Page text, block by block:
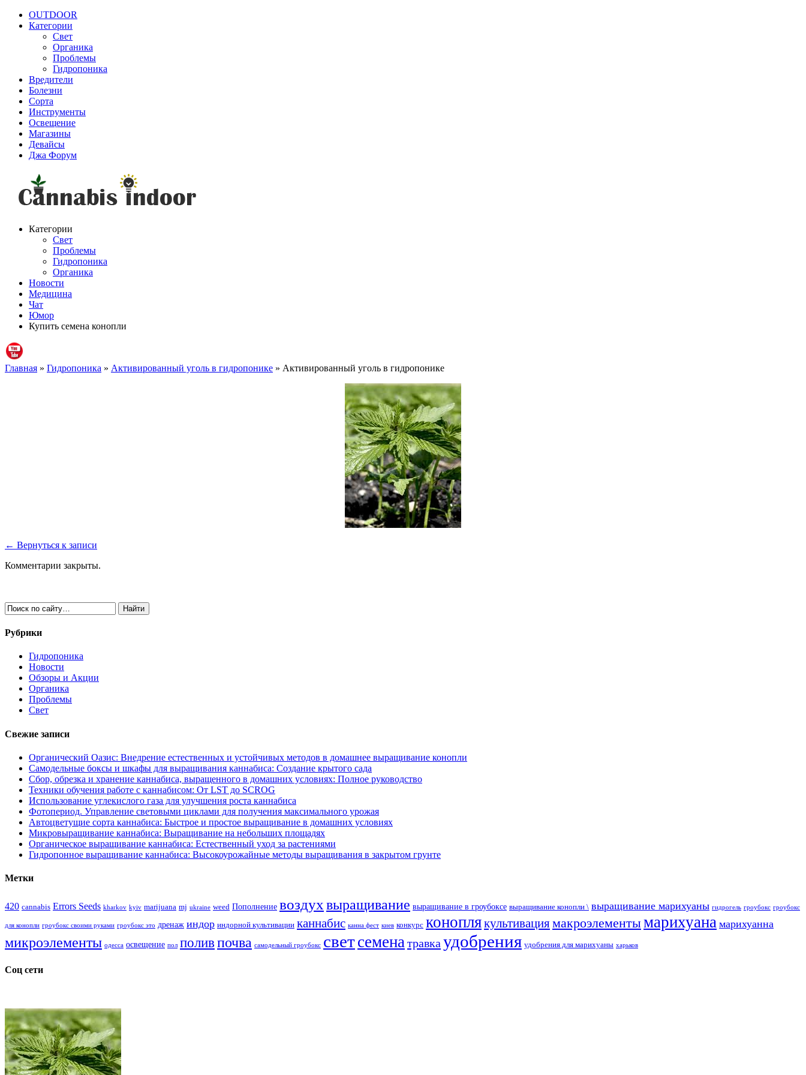
OUTDOOR
Категории
Свет
Органика
Проблемы
Гидропоника
Вредители
Болезни
Сорта
Инструменты
Освещение
Магазины
Девайсы
Джа Форум
Категории
Свет
Проблемы
Гидропоника
Органика
Новости
Медицина
Чат
Юмор
Купить семена конопли
Главная » Гидропоника » Активированный уголь в гидропонике » Активированный уголь в гидропонике
← Вернуться к записи
Комментарии закрыты.
Рубрики
Гидропоника
Новости
Обзоры и Акции
Органика
Проблемы
Свет
Свежие записи
Органический Оазис: Внедрение естественных и устойчивых методов в домашнее выращивание конопли
Самодельные боксы и шкафы для выращивания каннабиса: Создание крытого сада
Сбор, обрезка и хранение каннабиса, выращенного в домашних условиях: Полное руководство
Техники обучения работе с каннабисом: От LST до SCROG
Использование углекислого газа для улучшения роста каннабиса
Фотопериод. Управление световыми циклами для получения максимального урожая
Автоцветущие сорта каннабиса: Быстрое и простое выращивание в домашних условиях
Микровыращивание каннабиса: Выращивание на небольших площадях
Органическое выращивание каннабиса: Естественный уход за растениями
Гидропонное выращивание каннабиса: Высокоурожайные методы выращивания в закрытом грунте
Метки
420 cannabis Errors Seeds kharkov kyiv marijuana mj ukraine weed Пополнение воздухвыращивание выращивание в гроубоксе выращивание конопли \ выращивание марихуаны гидрогель гроубокс гроубокс
для конопли гроубокс своими руками гроубокс это дренаж индор индорной культивации каннабис канна фест киев конкурс коноплякультивациямакроэлементымарихуана марихуанна
микроэлементы одесса освещение пол полив почва самодельный гроубокс светсеменатравкаудобрения удобрения для марихуаны харьков
Соц сети